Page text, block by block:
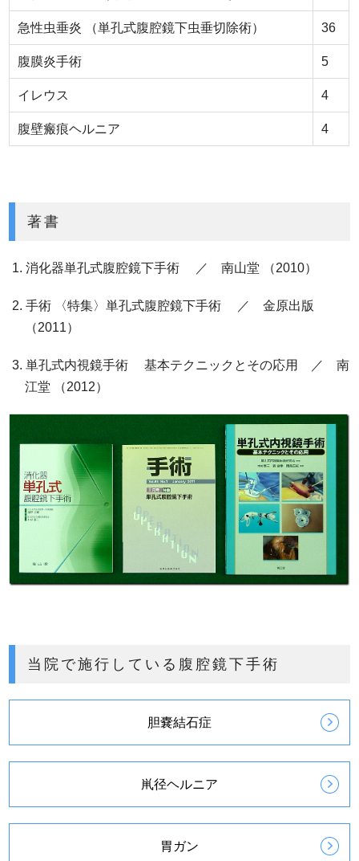
急性虫垂炎 （単孔式腹腔鏡下虫垂切除術） 36
腹膜炎手術 5
イレウス 4
腹壁瘢痕ヘルニア 4
著書
消化器単孔式腹腔鏡下手術 ／ 南山堂 （2010）
手術 〈特集〉単孔式腹腔鏡下手術 ／ 金原出版
（2011）
単孔式内視鏡手術 基本テクニックとその応用 ／ 南
江堂 （2012）
当院で施行している腹腔鏡下手術
胆嚢結石症
鼡径ヘルニア
胃ガン